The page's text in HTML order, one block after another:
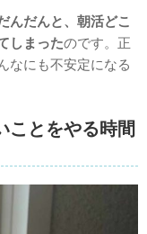
んだんと、朝活どこ
しまったのです。正
なにも不安定になる
ことをやる時間